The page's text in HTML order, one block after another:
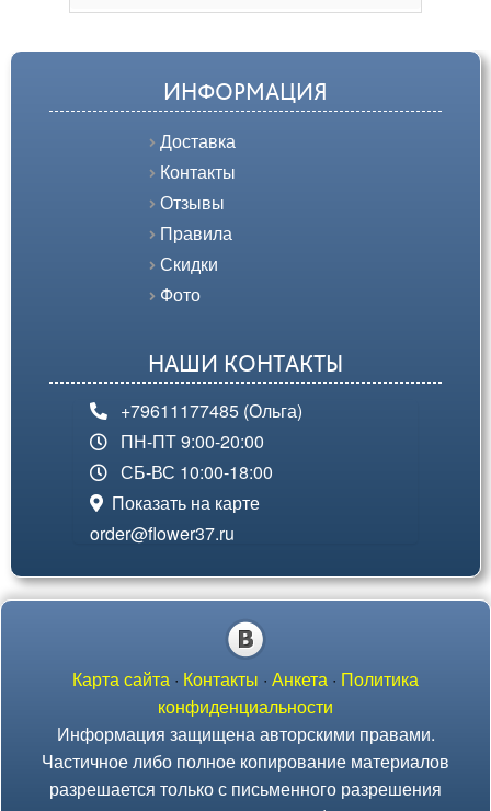
ИНФОРМАЦИЯ
Доставка
Контакты
Отзывы
Правила
Скидки
Фото
НАШИ КОНТАКТЫ
+79611177485 (Ольга)
ПН-ПТ 9:00-20:00
СБ-ВС 10:00-18:00
Показать на карте
order@flower37.ru
Карта сайта · Контакты · Анкета · Политика
конфиденциальности
Информация защищена авторскими правами.
Частичное либо полное копирование материалов
разрешается только с письменного разрешения